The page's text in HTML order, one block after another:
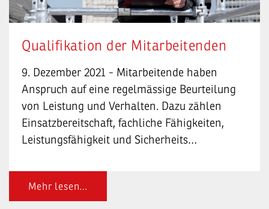
Qualifikation der Mitarbeitenden
9. Dezember 2021 - Mitarbeitende haben
Anspruch auf eine regelmässige Beurteilung
von Leistung und Verhalten. Dazu zählen
Einsatzbereitschaft, fachliche Fähigkeiten,
Leistungsfähigkeit und Sicherheits…
Mehr lesen…